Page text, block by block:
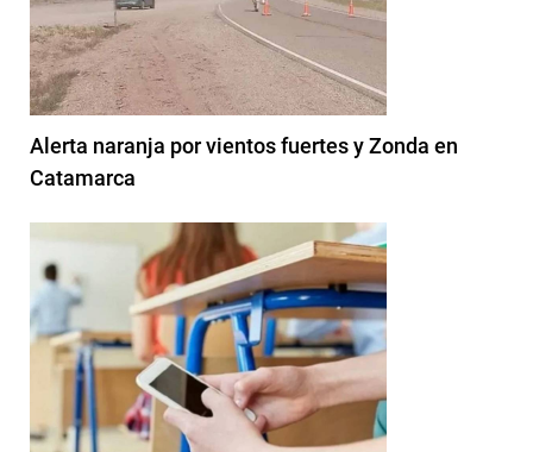
Alerta naranja por vientos fuertes y Zonda en
Catamarca